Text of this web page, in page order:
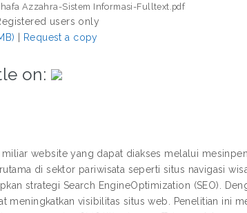
Azzahra-Sistem Informasi-Fulltext.pdf
users only
| Request a copy
on:
website yang dapat diakses melalui
di sektor pariwisata seperti situs navigasi
strategi Search EngineOptimization (SEO).
meningkatkan visibilitas situs web. Penelitian ini